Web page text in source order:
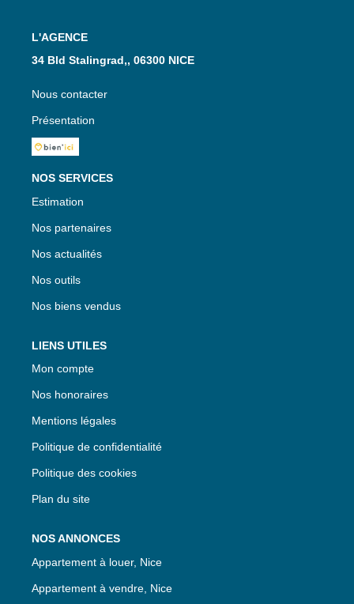
L'AGENCE
34 Bld Stalingrad,, 06300 NICE
Nous contacter
Présentation
NOS SERVICES
Estimation
Nos partenaires
Nos actualités
Nos outils
Nos biens vendus
LIENS UTILES
Mon compte
Nos honoraires
Mentions légales
Politique de confidentialité
Politique des cookies
Plan du site
NOS ANNONCES
Appartement à louer, Nice
Appartement à vendre, Nice